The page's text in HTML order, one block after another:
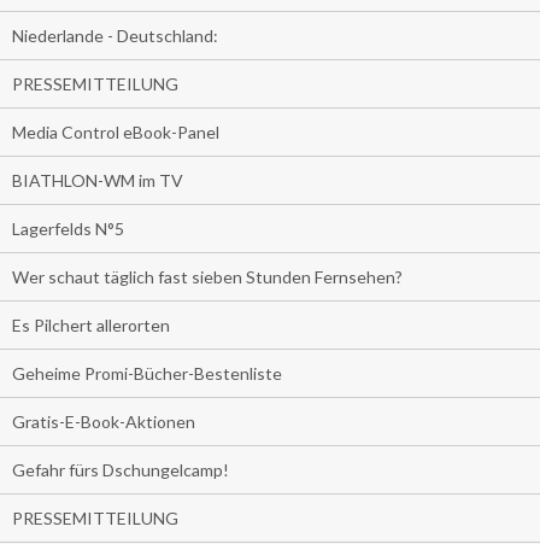
Niederlande - Deutschland:
PRESSEMITTEILUNG
Media Control eBook-Panel
BIATHLON-WM im TV
Lagerfelds N°5
Wer schaut täglich fast sieben Stunden Fernsehen?
Es Pilchert allerorten
Geheime Promi-Bücher-Bestenliste
Gratis-E-Book-Aktionen
Gefahr fürs Dschungelcamp!
PRESSEMITTEILUNG